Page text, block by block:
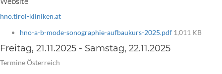
hno.tirol-kliniken.at
hno-a-b-mode-sonographie-aufbaukurs-2025.pdf 1,011 KB
Freitag, 21.11.2025 - Samstag, 22.11.2025
Termine Österreich